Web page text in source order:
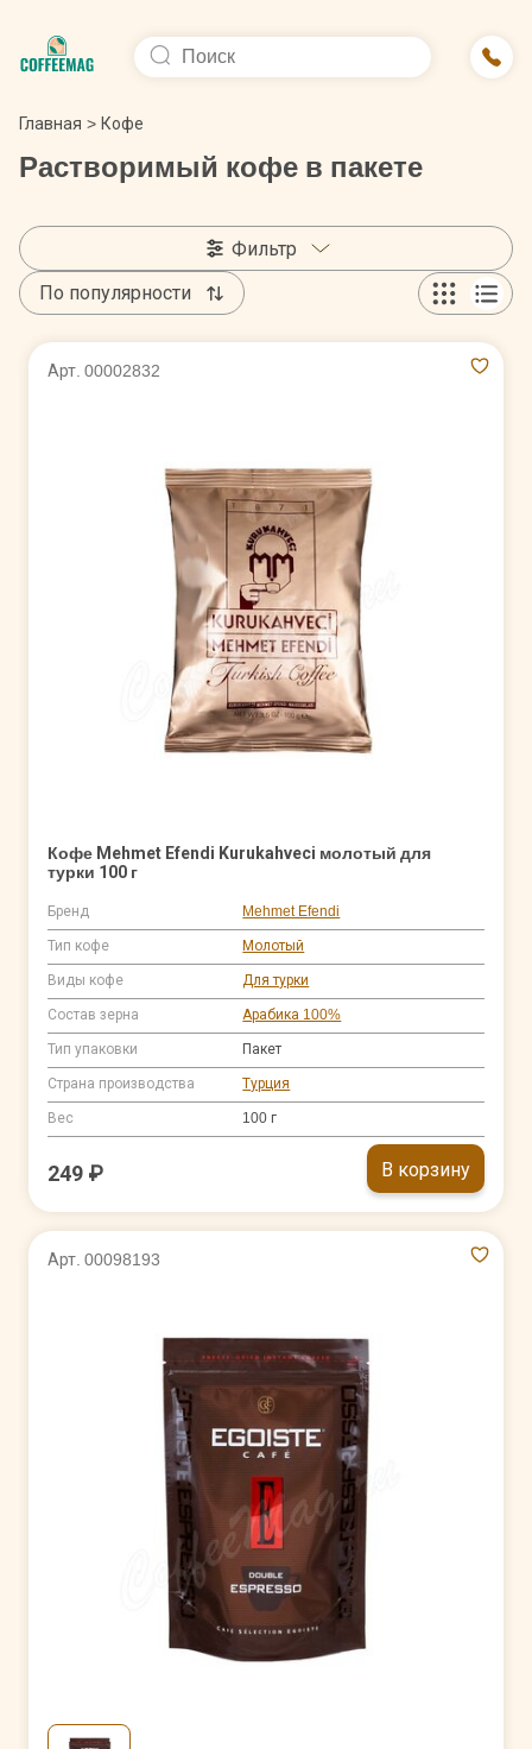
Главная > Кофе
Растворимый кофе в пакете
Фильтр
По популярности
Арт. 00002832
Кофе Mehmet Efendi Kurukahveci молотый для
турки 100 г
Бренд Mehmet Efendi
Тип кофе Молотый
Виды кофе Для турки
Состав зерна Арабика 100%
Тип упаковки Пакет
Страна производства Турция
Вес 100 г
249 ₽ В корзину
Арт. 00098193